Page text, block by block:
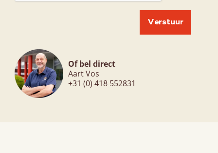
Of bel direct
Aart Vos
+31 (0) 418 552831